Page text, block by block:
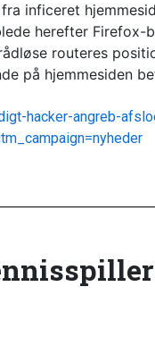
inficeret
herefter Firefox-
routeres
på hjemmesiden
hacker-angreb-